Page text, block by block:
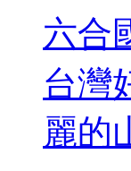
六合
台灣
麗的